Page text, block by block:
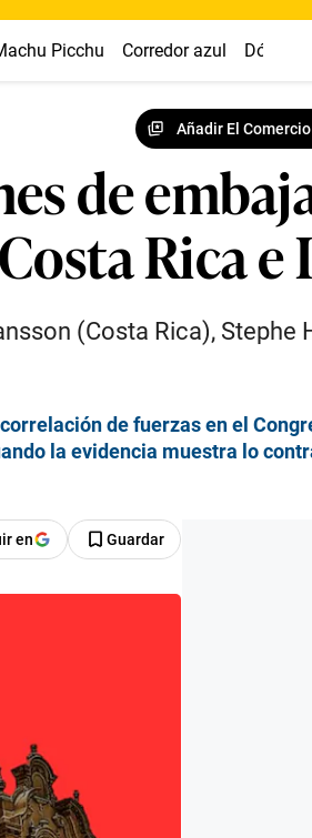
Picchu Corredor azul Dólar
Añadir El
de
Rica
(Costa Rica), Stephe
de fuerzas en el
la evidencia muestra lo
en Guardar